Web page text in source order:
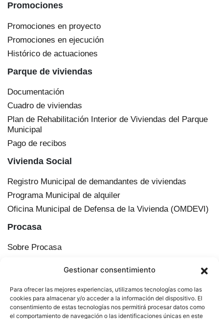
Gestionar consentimiento
Para ofrecer las mejores experiencias, utilizamos tecnologías como las
cookies para almacenar y/o acceder a la información del dispositivo. El
consentimiento de estas tecnologías nos permitirá procesar datos como
el comportamiento de navegación o las identificaciones únicas en este
Promociones
Promociones en proyecto
Promociones en ejecución
Histórico de actuaciones
Parque de viviendas
Documentación
Cuadro de viviendas
Plan de Rehabilitación Interior de Viviendas del Parque
Municipal
Pago de recibos
Vivienda Social
Registro Municipal de demandantes de viviendas
Programa Municipal de alquiler
Oficina Municipal de Defensa de la Vivienda (OMDEVI)
Procasa
Sobre Procasa
Información corporativa
Órganos de administración
Plan Municipal de Vivienda y Suelo de Cádiz
Actualidad